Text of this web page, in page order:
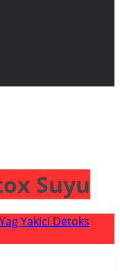
Suyu